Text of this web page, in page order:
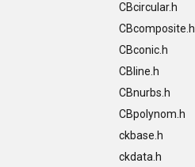
CBcircular.h
CBcomposite.h
CBconic.h
CBline.h
CBnurbs.h
CBpolynom.h
ckbase.h
ckdata.h